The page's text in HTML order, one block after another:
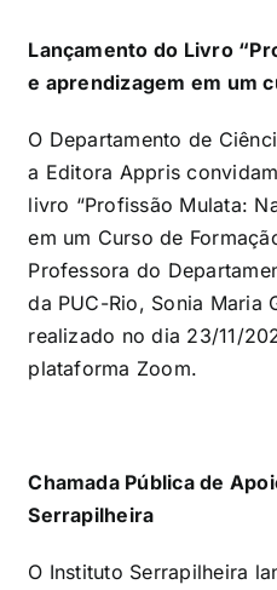
Lançamento do Livro
e aprendizagem em um
O Departamento de
a Editora Appris
livro “Profissão Mulata:
em um Curso de
Professora do
da PUC-Rio, Sonia Maria
realizado no dia 23/11/
plataforma Zoom.
Chamada Pública de
Serrapilheira
O Instituto Serrapilheira